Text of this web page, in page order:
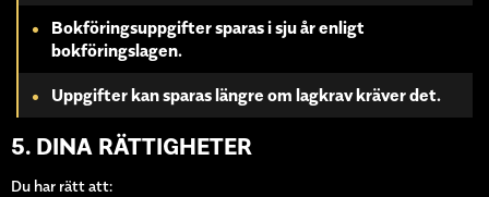
Bokföringsuppgifter sparas isju årenligt
bokföringslagen.
Uppgifter kan sparas längre om lagkrav kräver det.
5. DINA RÄTTIGHETER
Du har rätt att: